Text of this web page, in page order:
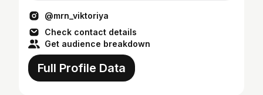
@mrn_viktoriya
Check contact details
Get audience breakdown
Full Profile Data